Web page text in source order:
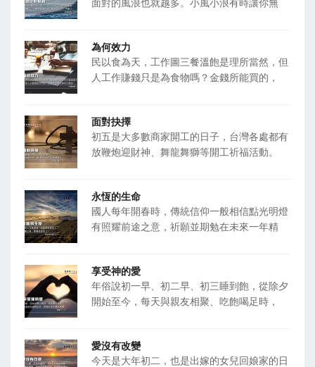
面對的風浪也就越多。小風小浪有時讓你無
為何效力
民以食為天，工作圖三餐溫飽是理所當然，但
人工作賺錢只是為食物嗎？金錢所能買的，
面對抉擇
初五是大多數商家開工的日子，台灣各處都有
放鞭炮迎財神、舞龍舞獅等開工祈福活動。
永恆的生命
國人每年開春時，傳統信仰一般相信點光明燈
有照耀前途之意，祈願並期勉在未來一年精
享受神的愛
年俗說初一早、初二早、初三睡到飽，從除夕
開始至今，每天與親友相聚、吃飽喝足時，
愛沒有改變
今天是大年初二，也是出嫁的女兒回娘家的日